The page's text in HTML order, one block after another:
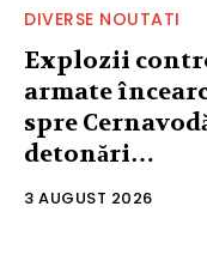
DIVERSE NOUTATI
Explozii
armate
spre
detonări…
3 AUGUST 2026